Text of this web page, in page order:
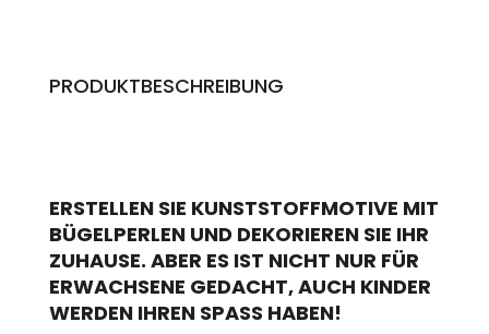
PRODUKTBESCHREIBUNG
ERSTELLEN SIE KUNSTSTOFFMOTIVE MIT
BÜGELPERLEN UND DEKORIEREN SIE IHR
ZUHAUSE. ABER ES IST NICHT NUR FÜR
ERWACHSENE GEDACHT, AUCH KINDER
WERDEN IHREN SPASS HABEN!